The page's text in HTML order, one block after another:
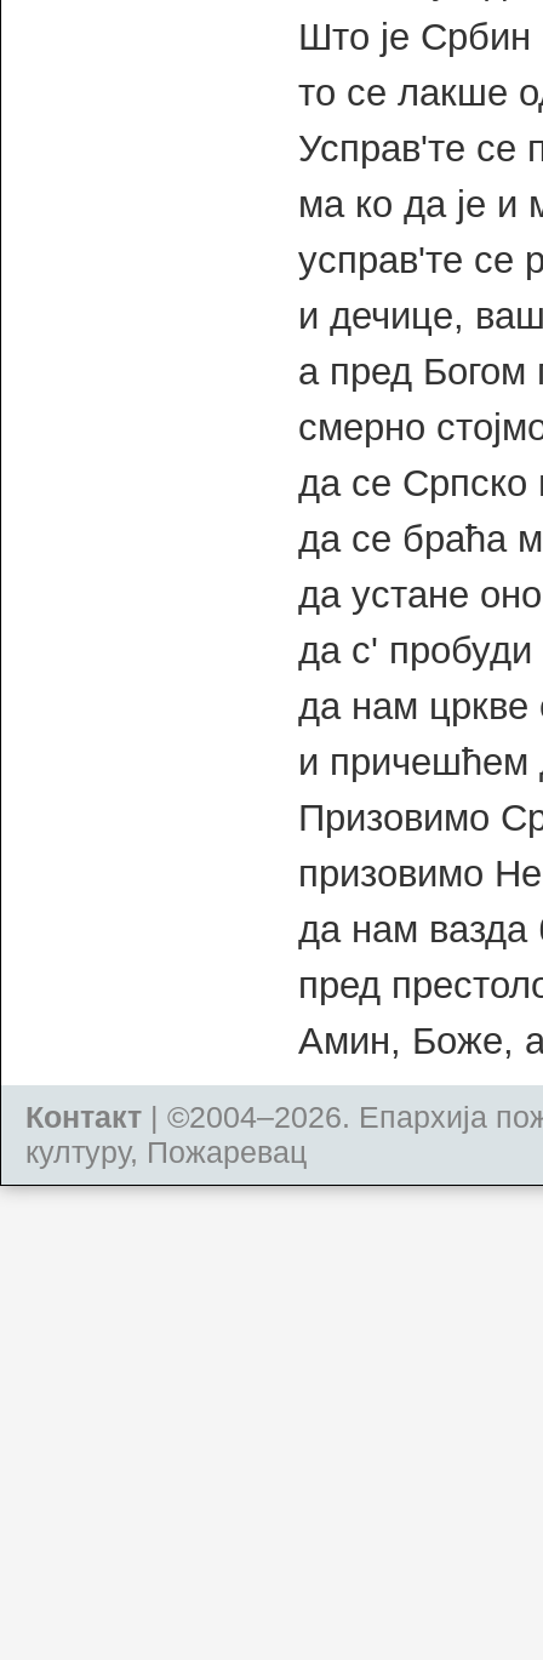
Што је
то се лакше
Усправ'те се
ма ко да је и
усправ'те се
и дечице,
а пред Богом
смерно
да се Српско
да се браћа
да устане
да с'
да нам цркве
и причешћем
Призовимо
призовимо
да нам вазда
пред
Амин, Боже,
Контакт | ©2004–2026. Епархија
културу, Пожаревац